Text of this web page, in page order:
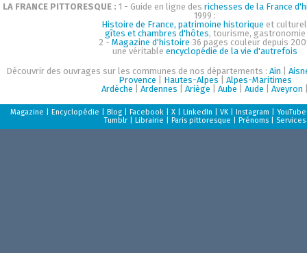
LA FRANCE PITTORESQUE : 1 - Guide en ligne des richesses de la France
1999 :
Histoire de France, patrimoine historique et
gîtes et chambres d'hôtes, tourisme, gastronomie
2 - Magazine d'histoire 36 pages couleur depuis
une véritableencyclopédie de la vie d'autrefois
Découvrir des ouvrages sur les communes de nos départements :Ain |
Provence
Hautes-Alpes
Alpes-Maritimes
Ardèche |Ardennes |Ariège |Aube |Aude |Aveyron
Magazine |Encyclopédie |Blog |Facebook |X |LinkedIn |VK |Instagram |YouTube
Tumblr |Librairie |Paris pittoresque |Prénoms Services